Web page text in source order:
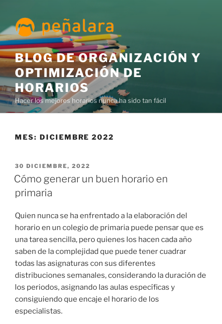
contenido
BLOG DE ORGANIZACIÓN Y
OPTIMIZACIÓN DE
HORARIOS
Hacer los mejores horarios nunca ha sido tan fácil
MES: DICIEMBRE 2022
PUBLICADO
EL
30 DICIEMBRE, 2022
Cómo generar un buen horario en
primaria
Quien nunca se ha enfrentado a la elaboración del
horario en un colegio de primaria puede pensar que es
una tarea sencilla, pero quienes los hacen cada año
saben de la complejidad que puede tener cuadrar
todas las asignaturas con sus diferentes
distribuciones semanales, considerando la duración de
los periodos, asignando las aulas específicas y
consiguiendo que encaje el horario de los
especialistas.